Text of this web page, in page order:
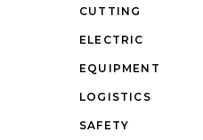
CUTTING
ELECTRIC
EQUIPMENT
LOGISTICS
SAFETY